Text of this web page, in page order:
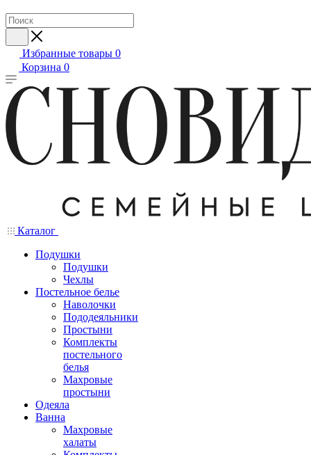
Избранные товары 0
Корзина 0
Каталог
Подушки
Подушки
Чехлы
Постельное белье
Наволочки
Пододеяльники
Простыни
Комплекты
постельного
белья
Махровые
простыни
Одеяла
Ванна
Махровые
халаты